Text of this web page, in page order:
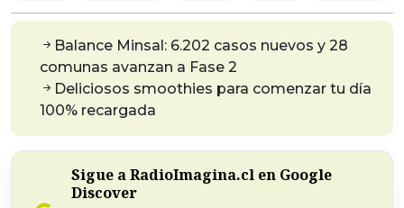
Balance Minsal: 6.202 casos nuevos y 28
comunas avanzan a Fase 2
Deliciosos smoothies para comenzar tu día
100% recargada
Sigue a RadioImagina.cl en Google
Discover